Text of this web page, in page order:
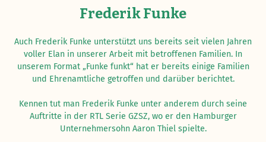
Frederik Funke
Auch Frederik Funke unterstützt uns bereits seit vielen Jahren
voller Elan in unserer Arbeit mit betroffenen Familien. In
unserem Format „Funke funkt“ hat er bereits einige Familien
und Ehrenamtliche getroffen und darüber berichtet.
Kennen tut man Frederik Funke unter anderem durch seine
Auftritte in der RTL Serie GZSZ, wo er den Hamburger
Unternehmersohn Aaron Thiel spielte.